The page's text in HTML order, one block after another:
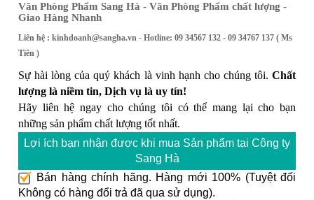
Văn Phòng Phẩm Sang Hà - Văn Phòng Phẩm chất lượng -
Giao Hàng Nhanh
Liên hệ : kinhdoanh@sangha.vn - Hotline: 09 34567 132 - 09 34767 137 ( Ms
Tiên )
Sự hài lòng của quý khách là vinh hạnh cho chúng tôi. Chất
lượng là niềm tin, Dịch vụ là uy tín!
Hãy liên hệ ngay cho chúng tôi có thể mang lại cho bạn
những sản phẩm chất lượng tốt nhất.
Lợi ích bạn nhận được khi mua Sản phẩm tại Công ty
Sang Hà
Bán hàng chính hãng. Hàng mới 100% (Tuyệt đối
Không có hàng đổi trả đã qua sử dụng).